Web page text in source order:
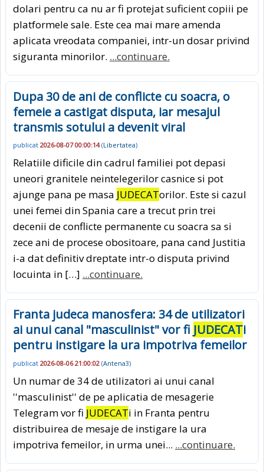
dolari pentru ca nu ar fi protejat suficient copiii pe
platformele sale. Este cea mai mare amenda
aplicata vreodata companiei, intr-un dosar privind
siguranta minorilor. ...continuare.
Dupa 30 de ani de conflicte cu soacra, o
femeie a castigat disputa, iar mesajul
transmis sotului a devenit viral
publicat 2026-08-07 00:00:14(Libertatea)
Relatiile dificile din cadrul familiei pot depasi
uneori granitele neintelegerilor casnice si pot
ajunge pana pe masa JUDECATorilor. Este si cazul
unei femei din Spania care a trecut prin trei
decenii de conflicte permanente cu soacra sa si
zece ani de procese obositoare, pana cand Justitia
i-a dat definitiv dreptate intr-o disputa privind
locuinta in […] ...continuare.
Franta judeca manosfera: 34 de utilizatori
ai unui canal "masculinist" vor fi JUDECATi
pentru instigare la ura impotriva femeilor
publicat 2026-08-06 21:00:02 (Antena3)
Un numar de 34 de utilizatori ai unui canal
''masculinist'' de pe aplicatia de mesagerie
Telegram vor fi JUDECATi in Franta pentru
distribuirea de mesaje de instigare la ura
impotriva femeilor, in urma unei... ...continuare.